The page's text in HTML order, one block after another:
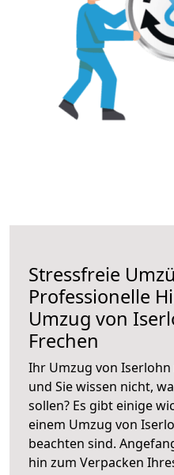
Stressfreie
Professionelle
Umzug von
Frechen
Ihr Umzug von
und Sie wissen nicht,
sollen? Es gibt einige
einem Umzug von
beachten sind.
hin zum Verpacken